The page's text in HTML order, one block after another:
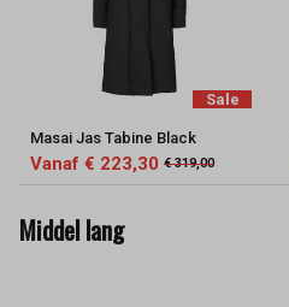
Sale
Masai Jas Tabine Black
Vanaf € 223,30 € 319,00
Middel lang